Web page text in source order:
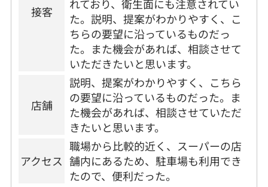
接客
れており、衛生面にも注意されてい
た。説明、提案がわかりやすく、こ
ちらの要望に沿っているものだっ
た。また機会があれば、相談させて
いただきたいと思います。
店舗
説明、提案がわかりやすく、こちら
の要望に沿っているものだった。ま
た機会があれば、相談させていただ
きたいと思います。
アクセス
職場から比較的近く、スーパーの店
舗内にあるため、駐車場も利用でき
たので、便利だった。